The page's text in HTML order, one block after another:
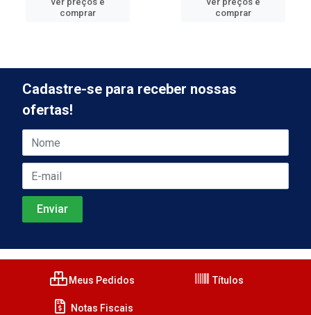
comprar
comprar
Cadastre-se para receber nossas
ofertas!
Meus Pedidos Títulos
Notas Fiscais